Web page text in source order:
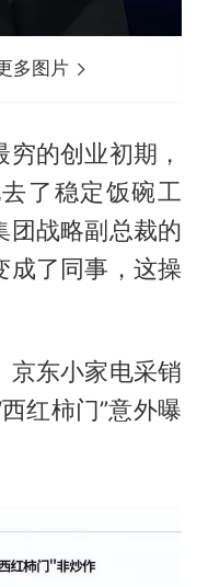
多图片
的创业初期，
了稳定饭碗工
团战略副总裁的
成了同事，这操
京东小家电采销
红柿门”意外曝